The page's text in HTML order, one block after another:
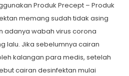
Produk Precept – Produk
memang sudah tidak asing
adanya wabah virus corona
lalu. Jika sebelumnya cairan
kalangan para medis, setelah
cairan desinfektan mulai